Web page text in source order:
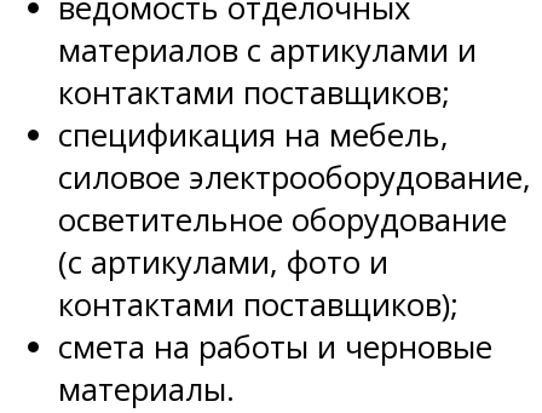
материалов с артикулами и
контактами поставщиков;
спецификация на мебель,
силовое электрооборудование,
осветительное оборудование
(с артикулами, фото и
контактами поставщиков);
смета на работы и черновые
материалы.